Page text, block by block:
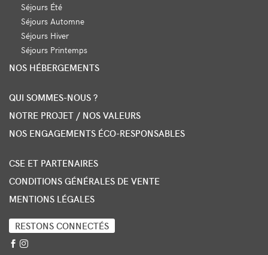
Séjours Été
Séjours Automne
Séjours Hiver
Séjours Printemps
NOS HÉBERGEMENTS
QUI SOMMES-NOUS ?
NOTRE PROJET / NOS VALEURS
NOS ENGAGEMENTS ÉCO-RESPONSABLES
CSE ET PARTENAIRES
CONDITIONS GÉNÉRALES DE VENTE
MENTIONS LÉGALES
RESTONS CONNECTÉS